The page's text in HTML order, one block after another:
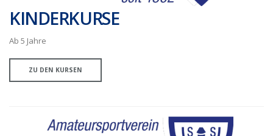
KINDERKURSE
Ab 5 Jahre
ZU DEN KURSEN